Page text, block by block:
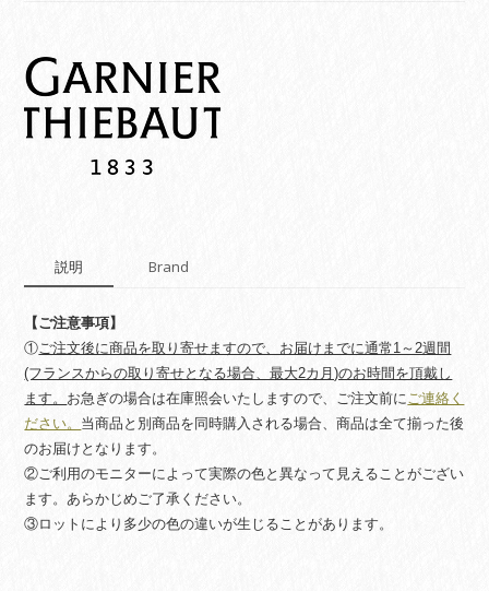
パ
ー
ル
quantity
説明 Brand
【ご注意事項】
① ご注文後に商品を取り寄せますので、お届けまでに通常1～2週間
(フランスからの取り寄せとなる場合、最大2カ月)のお時間を頂戴し
ます。 お急ぎの場合は在庫照会いたしますので、ご注文前に ご連絡く
ださい。 当商品と別商品を同時購入される場合、商品は全て揃った後
のお届けとなります。
②ご利用のモニターによって実際の色と異なって見えることがござい
ます。あらかじめご了承ください。
③ロットにより多少の色の違いが生じることがあります。